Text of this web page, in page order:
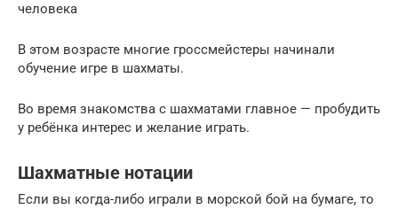
человека
В этом возрасте многие гроссмейстеры начинали
обучение игре в шахматы.
Во время знакомства с шахматами главное — пробудить
у ребёнка интерес и желание играть.
Шахматные нотации
Если вы когда-либо играли в морской бой на бумаге, то